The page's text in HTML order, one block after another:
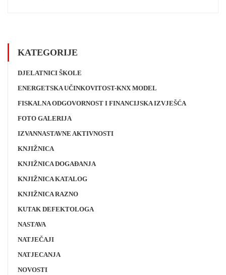
KATEGORIJE
DJELATNICI ŠKOLE
ENERGETSKA UČINKOVITOST-KNX MODEL
FISKALNA ODGOVORNOST I FINANCIJSKA IZVJEŠĆA
FOTO GALERIJA
IZVANNASTAVNE AKTIVNOSTI
KNJIŽNICA
KNJIŽNICA DOGAĐANJA
KNJIŽNICA KATALOG
KNJIŽNICA RAZNO
KUTAK DEFEKTOLOGA
NASTAVA
NATJEČAJI
NATJECANJA
NOVOSTI